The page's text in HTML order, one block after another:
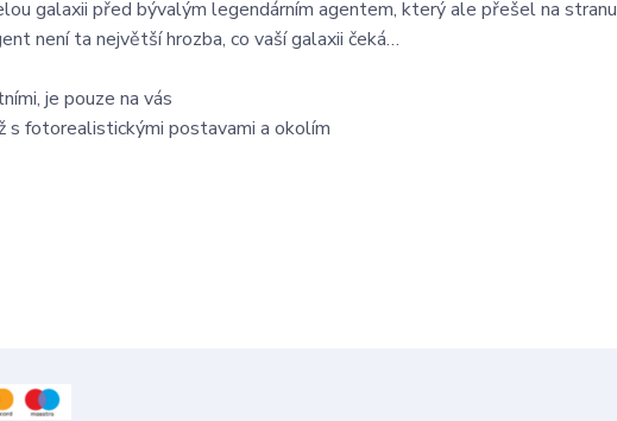
galaxii před bývalým legendárním agentem, který ale přešel na stranu
není ta největší hrozba, co vaší galaxii čeká…
je pouze na vás
s fotorealistickými postavami a okolím